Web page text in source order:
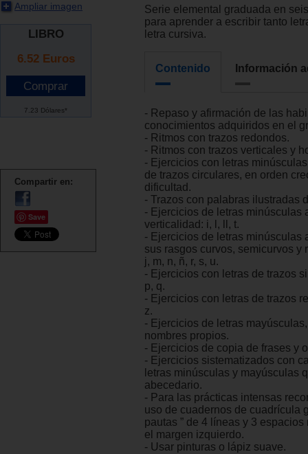
Ampliar imagen
LIBRO
6.52 Euros
7.23 Dólares*
Compartir en:
Save
Serie elemental graduada en
para aprender a escribir tanto
letra cursiva.
Contenido Información
- Repaso y afirmación de las
conocimientos adquiridos en el
- Ritmos con trazos redondos.
- Ritmos con trazos verticales y
- Ejercicios con letras
de trazos circulares, en orden
dificultad.
- Trazos con palabras ilustradas
- Ejercicios de letras minúsculas
verticalidad: i, l, ll, t.
- Ejercicios de letras minúsculas
sus rasgos curvos, semicurvos y
j, m, n, ñ, r, s, u.
- Ejercicios con letras de trazos
p, q.
- Ejercicios con letras de trazos
z.
- Ejercicios de letras
nombres propios.
- Ejercicios de copia de frases y
- Ejercicios sistematizados con
letras minúsculas y mayúsculas
abecedario.
- Para las prácticas intensas
uso de cuadernos de cuadrícula
pautas ” de 4 líneas y 3
el margen izquierdo.
- Usar pinturas o lápiz suave.